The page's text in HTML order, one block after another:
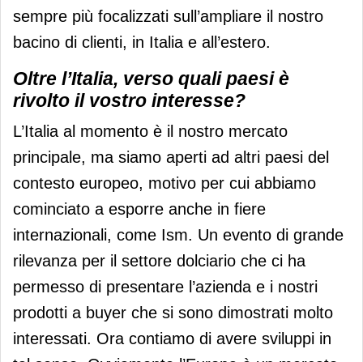
sempre più focalizzati sull’ampliare il nostro
bacino di clienti, in Italia e all’estero.
Oltre l’Italia, verso quali paesi è
rivolto il vostro interesse?
L’Italia al momento è il nostro mercato
principale, ma siamo aperti ad altri paesi del
contesto europeo, motivo per cui abbiamo
cominciato a esporre anche in fiere
internazionali, come Ism. Un evento di grande
rilevanza per il settore dolciario che ci ha
permesso di presentare l’azienda e i nostri
prodotti a buyer che si sono dimostrati molto
interessati. Ora contiamo di avere sviluppi in